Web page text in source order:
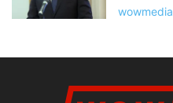
wowmedia